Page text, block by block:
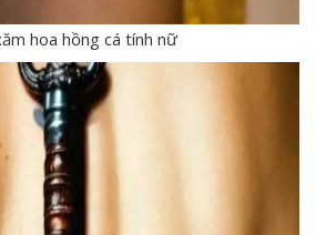
hoa hồng cá tính nữ